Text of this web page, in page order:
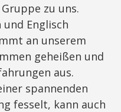
zu uns.
und Englisch
an unserem
geheißen und
aus.
spannenden
fesselt, kann auch